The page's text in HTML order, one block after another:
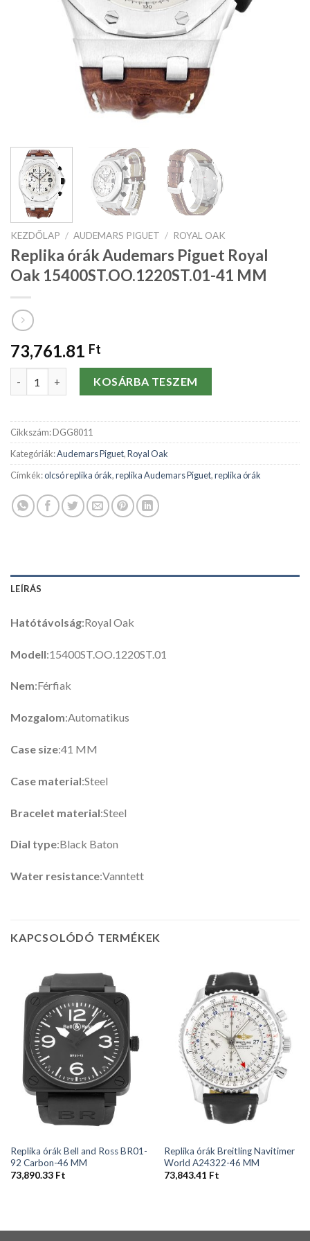
KEZDŐLAP / AUDEMARS PIGUET / ROYAL OAK
Replika órák Audemars Piguet Royal
Oak 15400ST.OO.1220ST.01-41 MM
73,761.81 Ft
Replika órák Audemars Piguet Royal Oak
KOSÁRBA TESZEM
Cikkszám:DGG8011
Kategóriák:Audemars Piguet,Royal Oak
Címkék:olcsó replika órák,replika Audemars Piguet,replika órák
LEÍRÁS
Hatótávolság:Royal Oak
Modell:15400ST.OO.1220ST.01
Nem:Férfiak
Mozgalom:Automatikus
Case size:41 MM
Case material:Steel
Bracelet material:Steel
Dial type:Black Baton
Water resistance:Vanntett
KAPCSOLÓDÓ TERMÉKEK
Replika órák Bell and Ross BR01-
92 Carbon-46 MM
73,890.33 Ft
Replika órák Breitling Navitimer
World A24322-46 MM
73,843.41 Ft